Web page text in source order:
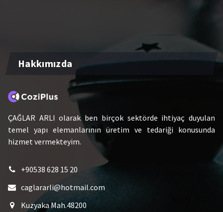
Hakkımızda
ÇAĞLAR ARLI olarak ben birçok sektörde ihtiyaç duyulan
temel yapı elemanlarının üretim ve tedariği konusunda
hizmet vermekteyim.
+90538 628 15 20
caglararli@hotmail.com
Kuzyaka Mah.48200